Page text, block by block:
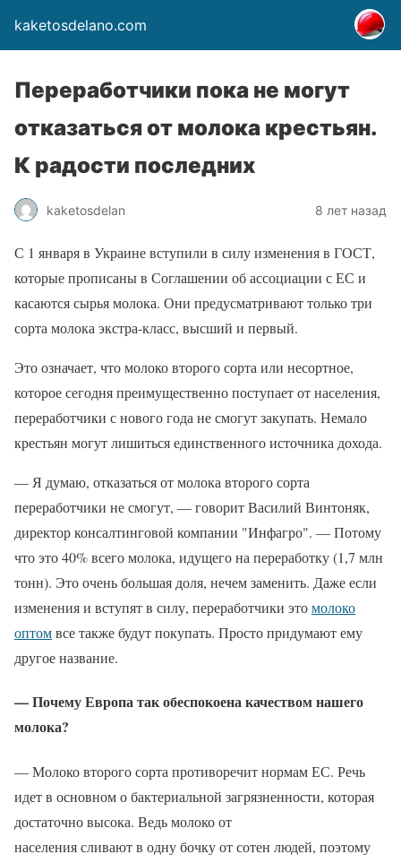
kaketosdelano.com
Переработчики пока не могут
отказаться от молока крестьян.
К радости последних
kaketosdelan 8 лет назад
С 1 января в Украине вступили в силу изменения в ГОСТ,
которые прописаны в Соглашении об ассоциации с ЕС и
касаются сырья молока. Они предусматривают только три
сорта молока экстра-класс, высший и первый.
Это означает, что молоко второго сорта или несортное,
которое сегодня преимущественно поступает от населения,
переработчики с нового года не смогут закупать. Немало
крестьян могут лишиться единственного источника дохода.
— Я думаю, отказаться от молока второго сорта
переработчики не смогут, — говорит Василий Винтоняк,
директор консалтинговой компании "Инфагро". — Потому
что это 40% всего молока, идущего на переработку (1,7 млн
тонн). Это очень большая доля, нечем заменить. Даже если
изменения и вступят в силу, переработчики этомолоко
оптомвсе также будут покупать. Просто придумают ему
другое название.
— Почему Европа так обеспокоена качеством нашего
молока?
— Молоко второго сорта противоречит нормам ЕС. Речь
идет в основном о бактериальной загрязненности, которая
достаточно высока. Ведь молоко от
населения сливают в одну бочку от сотен людей, поэтому